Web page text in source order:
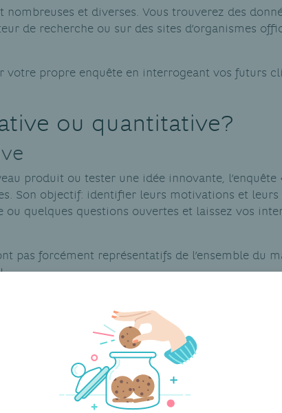
nombreuses et diverses. Vous trouverez des
de recherche ou sur des sites d’organismes
votre propre enquête en interrogeant vos futurs
ou quantitative?
produit ou tester une idée innovante,
Son objectif: identifier leurs motivations et leurs
ou quelques questions ouvertes et laissez vos
pas forcément représentatifs de l’ensemble du
à grande échelle qui visent à récolter un grand
toute chose, vous devrez concevoir un
e-mail ou sur les réseaux sociaux. Assurez-vous
d’enquête que vous choisirez, prévoyez si